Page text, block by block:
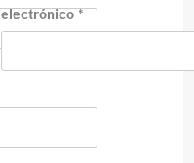
electrónico*